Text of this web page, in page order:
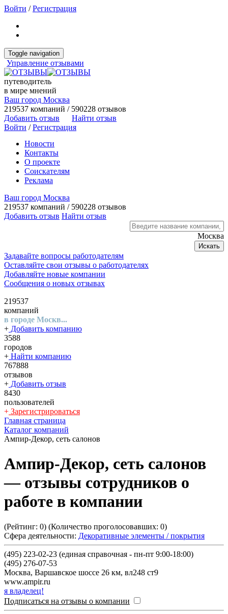
Войти /Регистрация
Toggle navigation
Управление отзывами
путеводитель
в мире мнений
Ваш город Москва
219537 компаний / 590228 отзывов
Добавить отзыв
Найти отзыв
Войти /Регистрация
Новости
Контакты
О проекте
Соискателям
Реклама
Ваш город Москва
219537 компаний / 590228 отзывов
Добавить отзыв Найти отзыв
Москва
Искать
Задавайте вопросы работодателям
Оставляйте свои отзывы о работодателях
Добавляйте новые компании
Сообщения о новых отзывах
219537
компаний
в городе Москв...
+ Добавить компанию
3588
городов
+ Найти компанию
767888
отзывов
+ Добавить отзыв
8430
пользователей
+ Зарегистрироваться
Главная страница
Каталог компаний
Ампир-Декор, сеть салонов
Ампир-Декор, сеть салонов
— отзывы сотрудников о
работе в компании
(Рейтинг: 0) (Количество проголосовавших: 0)
Сфера деятельности: Декоративные элементы / покрытия
(495) 223-02-23 (единая справочная - пн-пт 9:00-18:00)
(495) 276-07-53
Москва, Варшавское шоссе 26 км, вл248 ст9
www.ampir.ru
я владелец!
Подписаться на отзывы о компании